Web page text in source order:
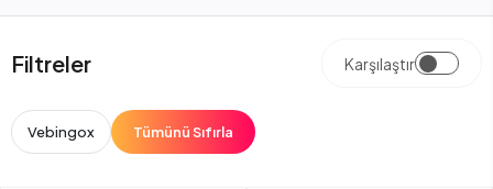
Filtreler Karşılaştır
Vebingox Tümünü Sıfırla